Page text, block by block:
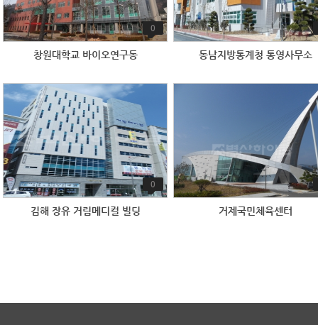
0
창원대학교 바이오연구동 동남지방통계청 통영사무소
0
김해 장유 거림메디컬 빌딩 거제국민체육센터